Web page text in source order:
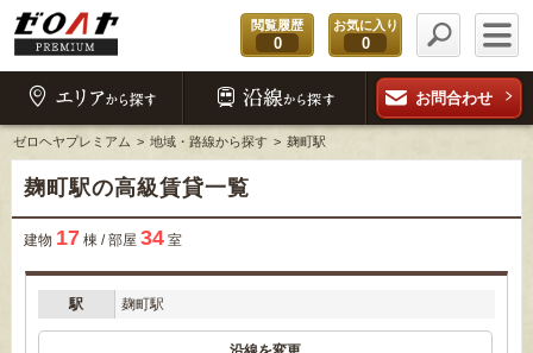
閲覧履歴
0
お気に入り
0
お問合わせ
ゼロヘヤプレミアム 地域・路線から探す 麹町駅
麹町駅の高級賃貸一覧
建物 17 棟 / 部屋 34室
駅 麹町駅